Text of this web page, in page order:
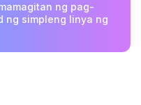
ng pag-
ng simpleng linya ng